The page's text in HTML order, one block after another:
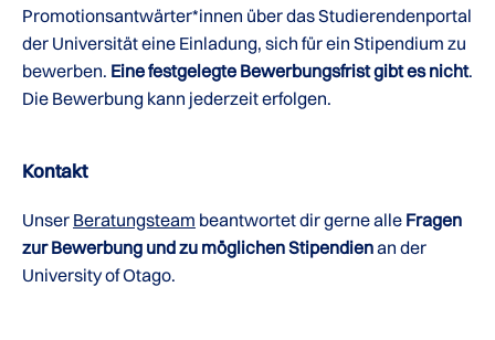
Promotionsantwärter*innen über das Studierendenportal
der Universität eine Einladung, sich für ein Stipendium zu
bewerben. Eine festgelegte Bewerbungsfrist gibt es nicht.
Die Bewerbung kann jederzeit erfolgen.
Kontakt
Unser Beratungsteam beantwortet dir gerne alle Fragen
zur Bewerbung und zu möglichen Stipendienan der
University of Otago.